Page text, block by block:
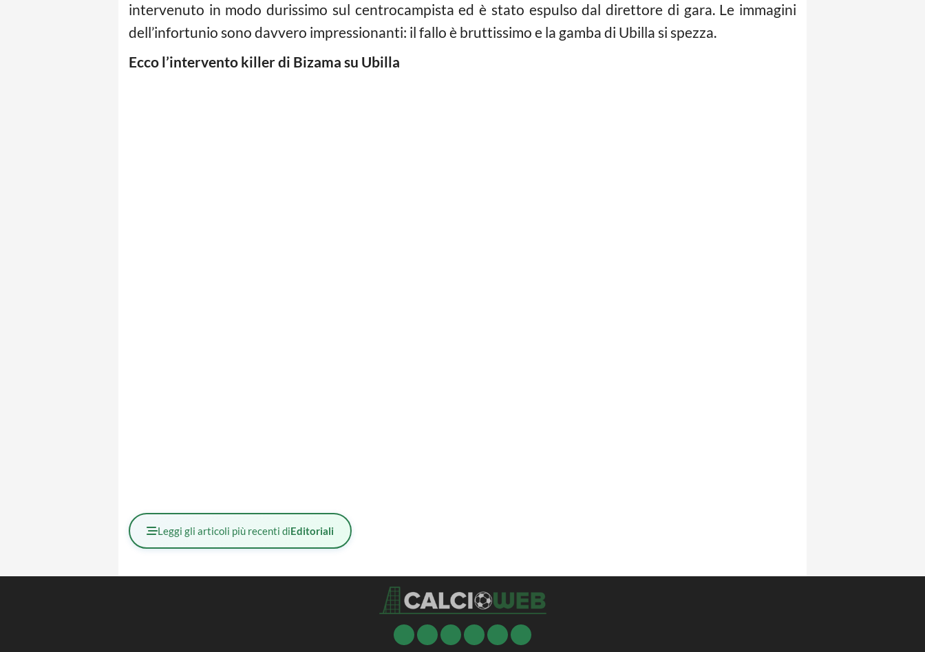
intervenuto in modo durissimo sul centrocampista ed è stato espulso dal direttore di gara. Le immagini
dell’infortunio sono davvero impressionanti: il fallo è bruttissimo e la gamba di Ubilla si spezza.
Ecco l’intervento killer di Bizama su Ubilla
Leggi gli articoli più recenti diEditoriali